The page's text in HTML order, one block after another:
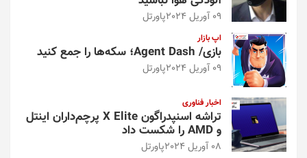
09 آوریل 2024 پاورتل
اپ بازار
بازی/ Agent Dash؛ سکه‌ها را جمع کنید
09 آوریل 2024 پاورتل
اخبار فناوری
تراشه اسنپدراگون X Elite پرچم‌داران اینتل
و AMD را شکست داد
08 آوریل 2024 پاورتل